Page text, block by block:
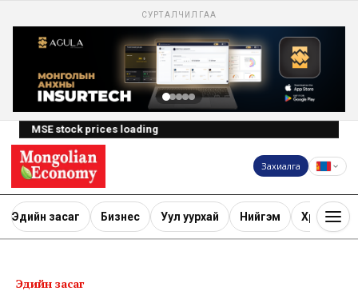
СУРТАЛЧИЛГАА
MSE stock prices loading
Захиалга
Эдийн засаг Бизнес Уул уурхай Нийгэм Хөрөнгө
Эдийн засаг